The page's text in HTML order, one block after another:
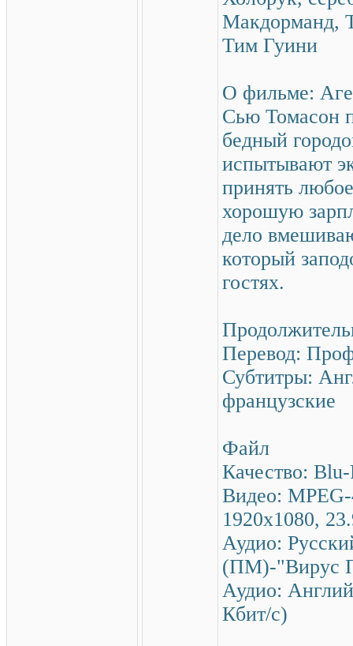
Макдорманд,
Тим Гуини
О фильме:
Сью Томасон
бедный
испытывают
принять
хорошую
дело
который
гостях.
Перевод:
Субтитры:
французские
Файл
Качество:
Видео:
1920x1080,
Аудио:
(ПМ)-"Вирус
Аудио:
Кбит/с)